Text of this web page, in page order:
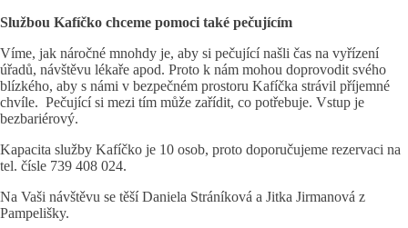
Službou Kafíčko chceme pomoci také pečujícím
Víme, jak náročné mnohdy je, aby si pečující našli čas na vyřízení
úřadů, návštěvu lékaře apod. Proto k nám mohou doprovodit svého
blízkého, aby s námi v bezpečném prostoru Kafíčka strávil příjemné
chvíle. Pečující si mezi tím může zařídit, co potřebuje. Vstup je
bezbariérový.
Kapacita služby Kafíčko je 10 osob, proto doporučujeme rezervaci na
tel. čísle 739 408 024.
Na Vaši návštěvu se těší Daniela Stráníková a Jitka Jirmanová z
Pampelišky.